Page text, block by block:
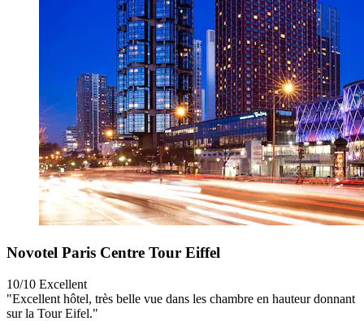
Novotel Paris Centre Tour Eiffel
10/10 Excellent
"Excellent hôtel, très belle vue dans les chambre en hauteur donnant
sur la Tour Eifel."